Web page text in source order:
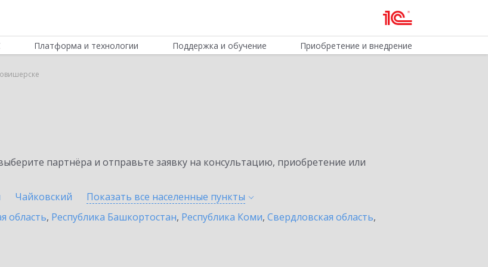
Платформа и технологии Поддержка и обучение Приобретение и внедрение
партнёра и отправьте заявку на консультацию, приобретение или
Чайковский Показать все населенные пункты
область, Республика Башкортостан, Республика Коми, Свердловская область,